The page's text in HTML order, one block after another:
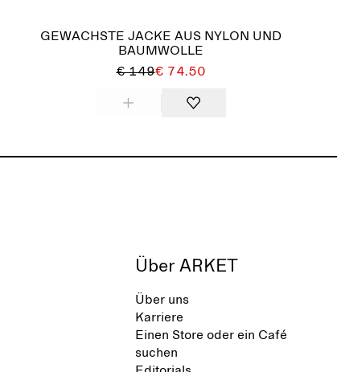
GEWACHSTE JACKE AUS NYLON UND
BAUMWOLLE
€ 149€ 74.50
Über ARKET
Über uns
Karriere
Einen Store oder ein Café
suchen